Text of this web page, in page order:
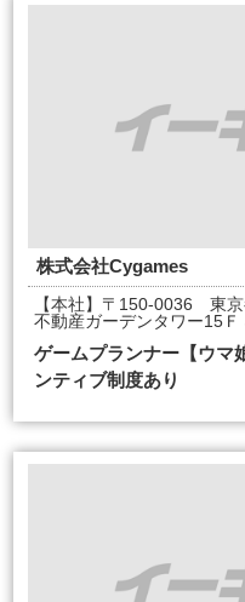
株式会社Cygames
【本社】〒150-0036 東
不動産ガーデンタワー15Ｆ
ゲームプランナー【ウ
ンティブ制度あり